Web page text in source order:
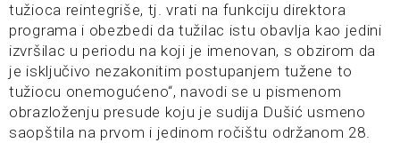
tužioca reintegriše, tj. vrati na funkciju direktora
programa i obezbedi da tužilac istu obavlja kao jedini
izvršilac u periodu na koji je imenovan, s obzirom da
je isključivo nezakonitim postupanjem tužene to
tužiocu onemogućeno“, navodi se u pismenom
obrazloženju presude koju je sudija Dušić usmeno
saopštila na prvom i jedinom ročištu održanom 28.